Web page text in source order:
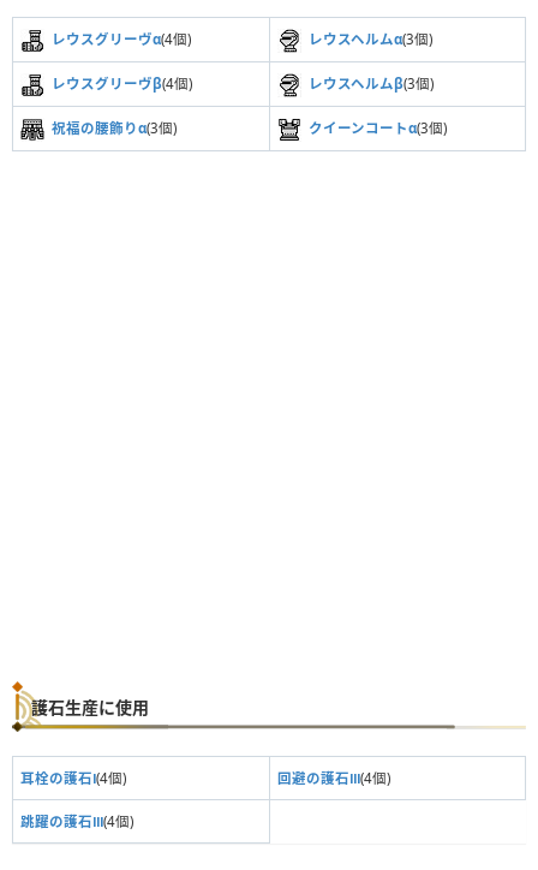
レウスグリーヴα(4個) レウスヘルムα(3個)
レウスグリーヴβ(4個) レウスヘルムβ(3個)
祝福の腰飾りα(3個) クイーンコートα(3個)
護石生産に使用
耳栓の護石Ⅰ(4個) 回避の護石Ⅲ(4個)
跳躍の護石Ⅲ(4個)